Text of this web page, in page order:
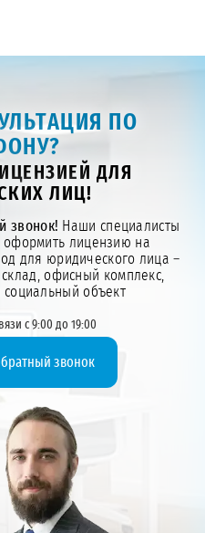
ПО
ДЛЯ
ЛИЦ!
звонок! Наши специалисты
оформить лицензию на
для юридического лица –
офисный комплекс,
объект
с 9:00 до 19:00
звонок